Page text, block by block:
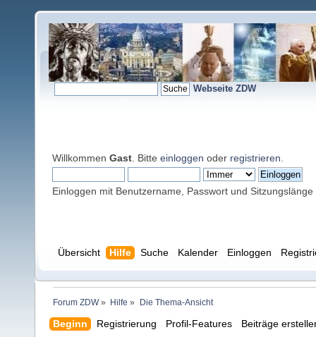
Webseite ZDW
Willkommen Gast . Bitte einloggen oder registrieren
Einloggen mit Benutzername, Passwort und Sitzungslänge
Übersicht Hilfe Suche Kalender Einloggen
Forum ZDW» Hilfe » Die Thema-Ansicht
Beginn Registrierung Profil-Features Beiträge